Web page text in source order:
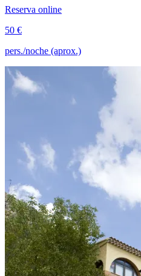
Reserva online
50 €
pers./noche (aprox.)